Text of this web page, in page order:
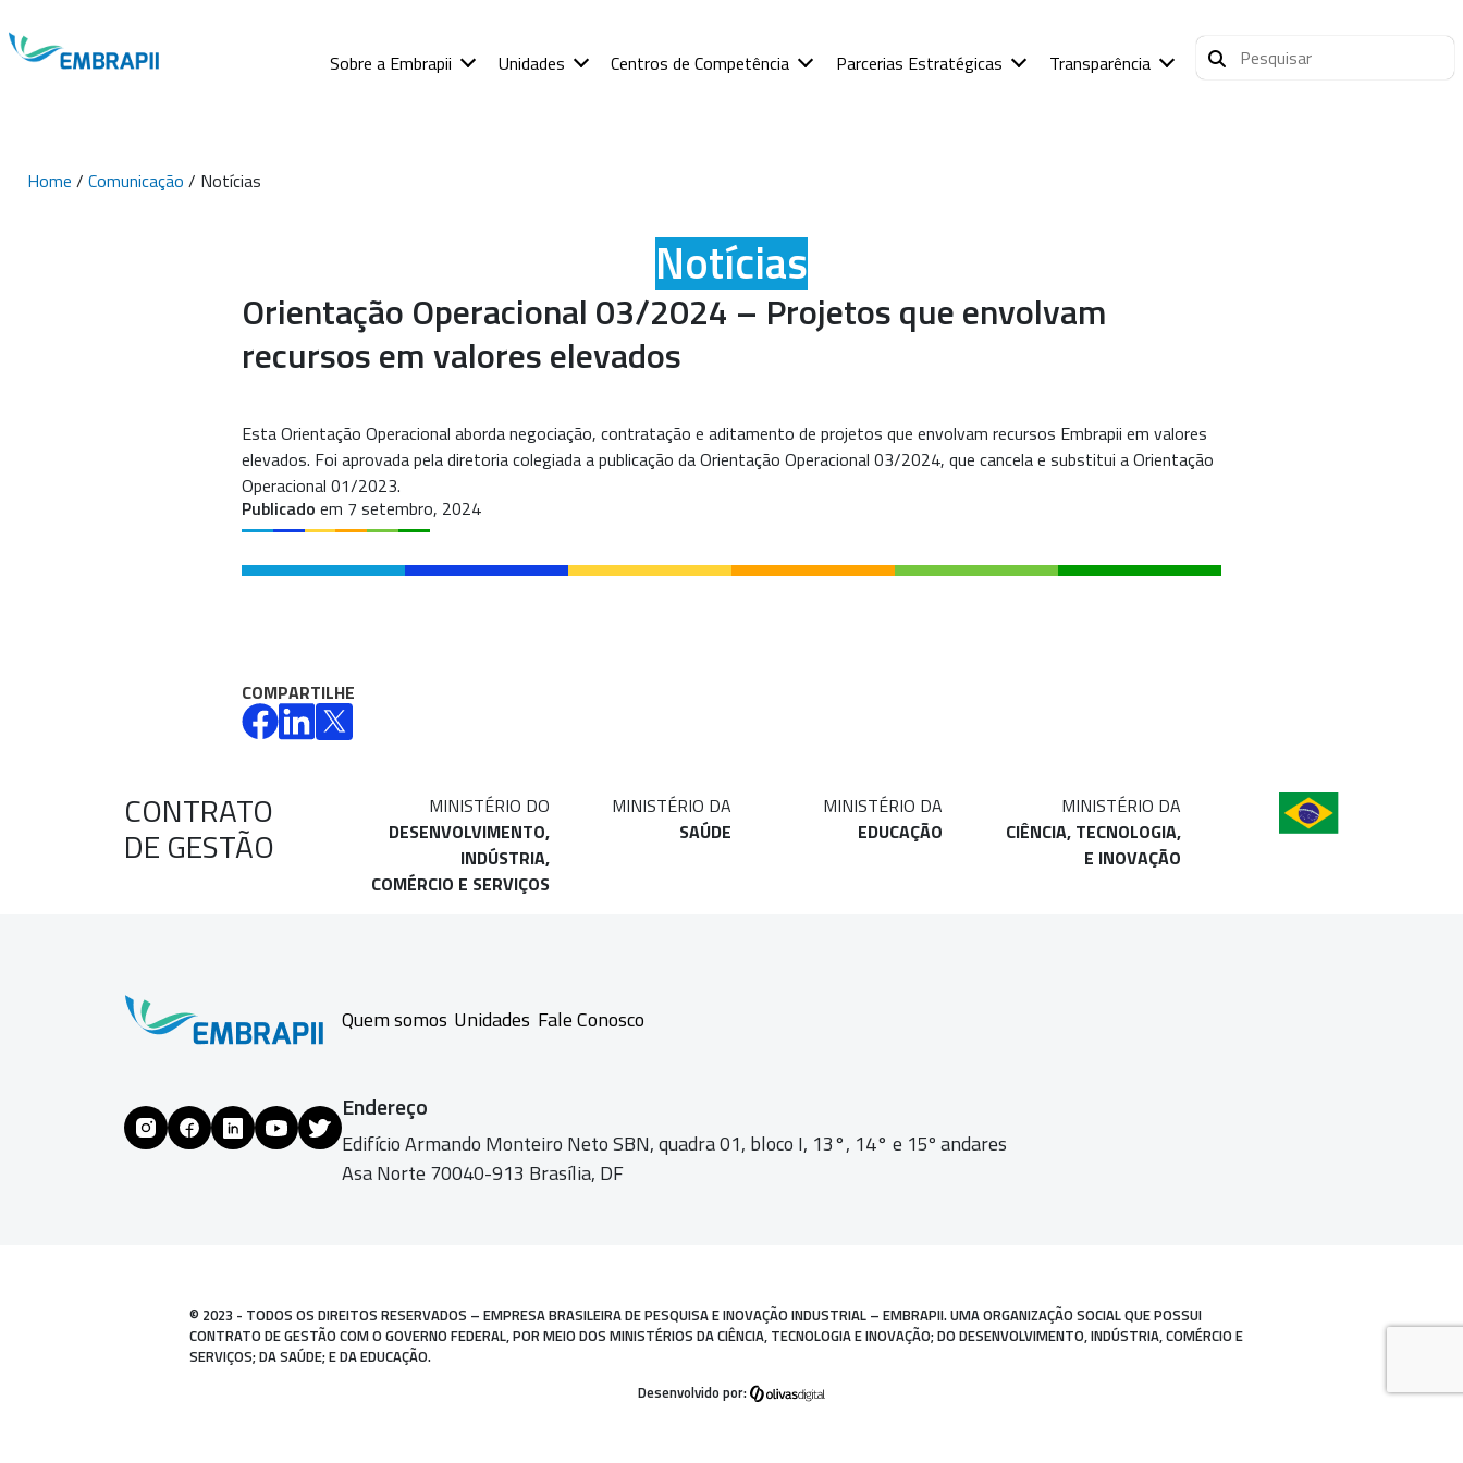
Sobre a Embrapii Unidades Centros de Competência Parcerias Estratégicas Transparência
Home / Comunicação / Notícias
Notícias
Orientação Operacional 03/2024 – Projetos que envolvam
recursos em valores elevados
Esta Orientação Operacional aborda negociação, contratação e aditamento de projetos que envolvam recursos Embrapii em valores
elevados. Foi aprovada pela diretoria colegiada a publicação da Orientação Operacional 03/2024, que cancela e substitui a Orientação
Operacional 01/2023.
Publicado em 7 setembro, 2024
COMPARTILHE
CONTRATO
DE GESTÃO
MINISTÉRIO DO
DESENVOLVIMENTO,
INDÚSTRIA,
COMÉRCIO E SERVIÇOS
MINISTÉRIO DA
SAÚDE
MINISTÉRIO DA
EDUCAÇÃO
MINISTÉRIO DA
CIÊNCIA, TECNOLOGIA,
E INOVAÇÃO
Quem somos Unidades Fale Conosco
Endereço
Edifício Armando Monteiro Neto SBN, quadra 01, bloco I, 13°, 14° e 15º andares
Asa Norte 70040-913 Brasília, DF
© 2023 - TODOS OS DIREITOS RESERVADOS – EMPRESA BRASILEIRA DE PESQUISA E INOVAÇÃO INDUSTRIAL – EMBRAPII. UMA ORGANIZAÇÃO SOCIAL QUE POSSUI
CONTRATO DE GESTÃO COM O GOVERNO FEDERAL, POR MEIO DOS MINISTÉRIOS DA CIÊNCIA, TECNOLOGIA E INOVAÇÃO; DO DESENVOLVIMENTO, INDÚSTRIA, COMÉRCIO E
SERVIÇOS; DA SAÚDE; E DA EDUCAÇÃO.
Desenvolvido por: